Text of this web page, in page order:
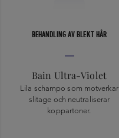
BEHANDLING AV BLEKT HÅR
Bain Ultra-Violet
Lila schampo som motverkar
slitage och neutraliserar
koppartoner.